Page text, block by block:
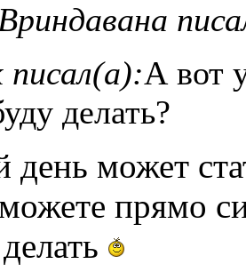
А вот
делать?
может
прямо